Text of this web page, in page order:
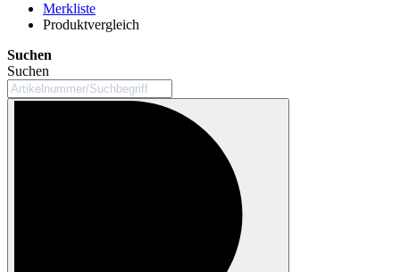
Merkliste
Produktvergleich
Suchen
Suchen